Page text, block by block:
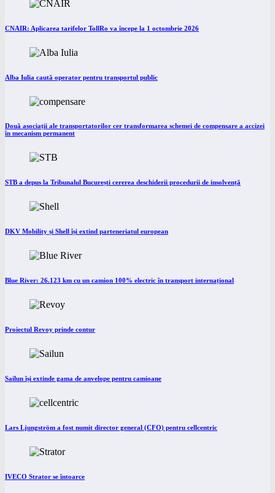
CNAIR: Aplicarea tarifelor TollRo va începe la 1 octombrie 2026
Alba Iulia caută operator pentru transportul public
Două asociații ale transportatorilor cer transformarea schemei de compensare a accizei
în mecanism permanent
STB a depus la Tribunalul București cererea deschiderii procedurii de insolvență
DKV Mobility și Shell își extind parteneriatul european
Blue River: 26.123 km cu un camion 100% electric în transport internațional
Proiectul Revoy prinde contur
Sailun își extinde gama de anvelope pentru camioane
Lars Ljungström a fost numit director general (CFO) pentru cellcentric
IVECO Strator se întoarce